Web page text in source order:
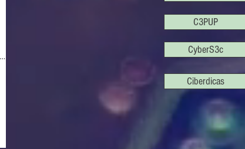
C3PUP
CyberS3c
Ciberdicas